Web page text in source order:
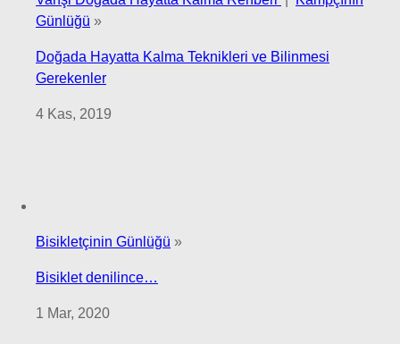
Günlüğü »
Doğada Hayatta Kalma Teknikleri ve Bilinmesi
Gerekenler
4 Kas, 2019
Bisikletçinin Günlüğü »
Bisiklet denilince…
1 Mar, 2020